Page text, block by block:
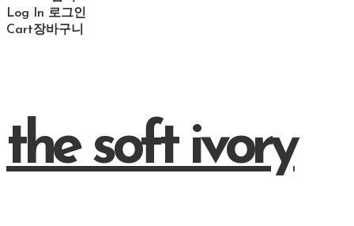
Log In 로그인
Cart장바구니
the soft ivory